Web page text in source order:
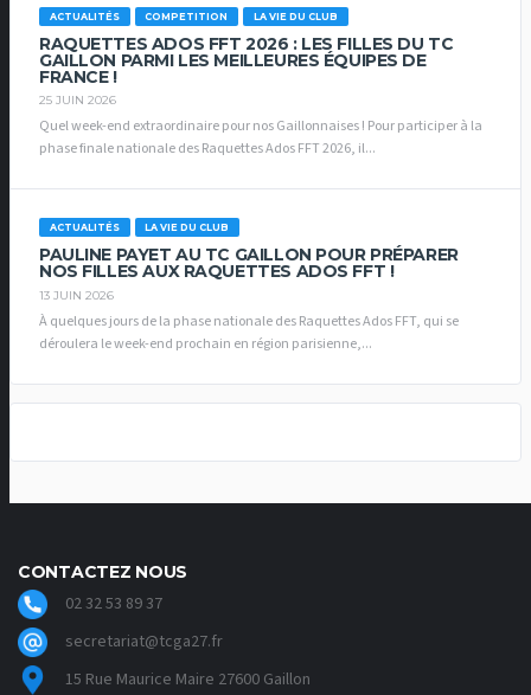
ACTUALITÉS COMPETITION LA VIE DU CLUB
RAQUETTES ADOS FFT 2026 : LES FILLES DU TC
GAILLON PARMI LES MEILLEURES ÉQUIPES DE
FRANCE !
25 JUIN 2026
Quel week-end extraordinaire pour nos Gaillonnaises ! Pour participer à la
phase finale nationale des Raquettes Ados FFT 2026, il...
ACTUALITÉS LA VIE DU CLUB
PAULINE PAYET AU TC GAILLON POUR PRÉPARER
NOS FILLES AUX RAQUETTES ADOS FFT !
13 JUIN 2026
À quelques jours de la phase nationale des Raquettes Ados FFT, qui se
déroulera le week-end prochain en région parisienne,...
CONTACTEZ NOUS
02 32 53 89 37
secretariat@tcga27.fr
15 Rue Maurice Maire 27600 Gaillon